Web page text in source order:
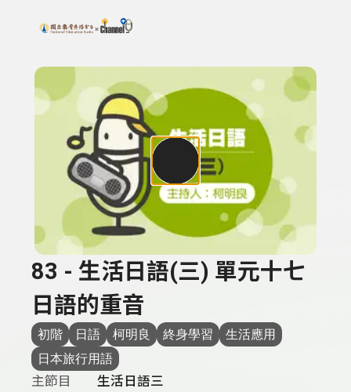
上方功能區塊
搜尋關鍵字：可輸入節目名稱、主持人或關鍵字
83 - 生活日語(三) 單元十七
日語的重音
初階 日語 柯明良 終身學習
生活應用
日本旅行用語
主節目
生活日語三